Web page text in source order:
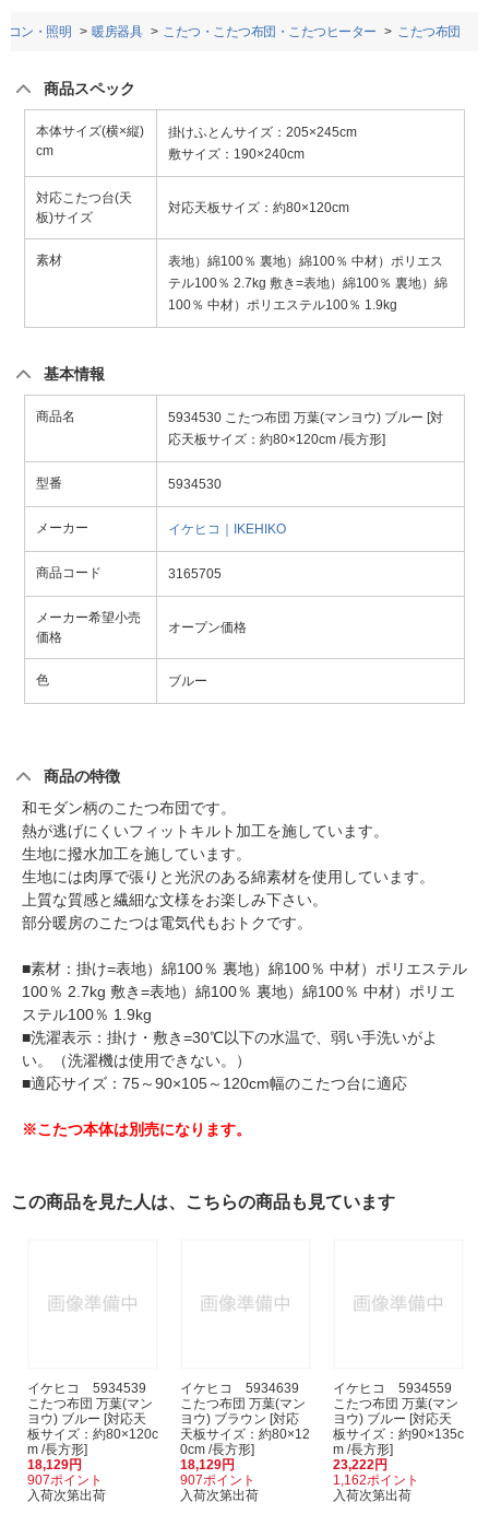
コン・照明 暖房器具 こたつ・こたつ布団・こたつヒーター こたつ布団
商品スペック
本体サイズ(横×縦)
cm
掛けふとんサイズ：205×245cm
敷サイズ：190×240cm
対応こたつ台(天
板)サイズ
対応天板サイズ：約80×120cm
素材
表地）綿100％ 裏地）綿100％ 中材）ポリエス
テル100％ 2.7kg 敷き=表地）綿100％ 裏地）綿
100％ 中材）ポリエステル100％ 1.9kg
基本情報
商品名
5934530 こたつ布団 万葉(マンヨウ) ブルー [対
応天板サイズ：約80×120cm /長方形]
型番 5934530
メーカー イケヒコ｜IKEHIKO
商品コード 3165705
メーカー希望小売
価格
オープン価格
色 ブルー
商品の特徴
和モダン柄のこたつ布団です。
熱が逃げにくいフィットキルト加工を施しています。
生地に撥水加工を施しています。
生地には肉厚で張りと光沢のある綿素材を使用しています。
上質な質感と繊細な文様をお楽しみ下さい。
部分暖房のこたつは電気代もおトクです。
■素材：掛け=表地）綿100％ 裏地）綿100％ 中材）ポリエステル
100％ 2.7kg 敷き=表地）綿100％ 裏地）綿100％ 中材）ポリエ
ステル100％ 1.9kg
■洗濯表示：掛け・敷き=30℃以下の水温で、弱い手洗いがよ
い。（洗濯機は使用できない。）
■適応サイズ：75～90×105～120cm幅のこたつ台に適応
※こたつ本体は別売になります。
この商品を見た人は、こちらの商品も見ています
イケヒコ 5934539
こたつ布団 万葉(マン
ヨウ) ブルー [対応天
板サイズ：約80×120c
m /長方形]
18,129円
907ポイント
入荷次第出荷
イケヒコ 5934639
こたつ布団 万葉(マン
ヨウ) ブラウン [対応
天板サイズ：約80×12
0cm /長方形]
18,129円
907ポイント
入荷次第出荷
イケヒコ 5934559
こたつ布団 万葉(マン
ヨウ) ブルー [対応天
板サイズ：約90×135c
m /長方形]
23,222円
1,162ポイント
入荷次第出荷